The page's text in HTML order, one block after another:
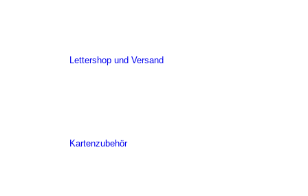
Lettershop und Versand
Kartenzubehör